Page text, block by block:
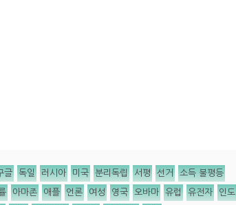
글 독일 러시아 미국 분리독립 서평 선거 소득 불평등
아마존 애플 언론 여성 영국 오바마 유럽 유전자 인도